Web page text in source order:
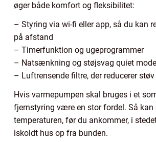
øger både komfort og fleksibilitet:
– Styring via wi-fi eller app, så du kan
på afstand
– Timerfunktion og ugeprogrammer
– Natsænkning og støjsvag quiet mode
– Luftrensende filtre, der reducerer
Hvis varmepumpen skal bruges i et
fjernstyring være en stor fordel. Så
temperaturen, før du ankommer, i
iskoldt hus op fra bunden.